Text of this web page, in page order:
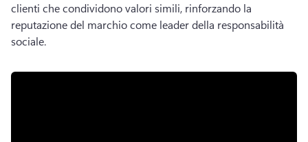
clienti che condividono valori simili, rinforzando la
reputazione del marchio come leader della responsabilità
sociale.